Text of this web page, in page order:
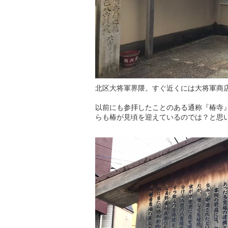
北区大将軍界隈。すぐ近くには大将軍商
以前にも参拝したことのある通称『椿
らも椿が見頃を迎えているのでは？と思